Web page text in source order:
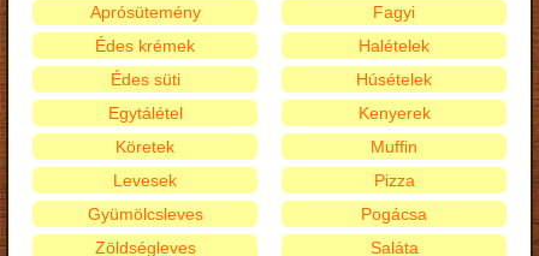
Aprósütemény
Édes krémek
Édes süti
Egytálétel
Fagyi
Halételek
Húsételek
Kenyerek
Köretek
Levesek
Gyümölcsleves
Zöldségleves
Muffin
Pizza
Pogácsa
Saláta